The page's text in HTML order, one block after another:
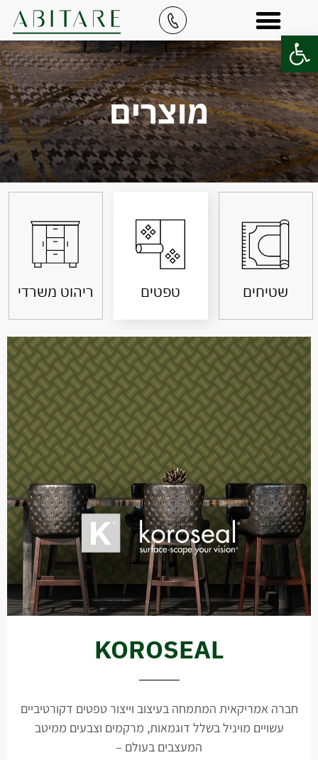
פתח סרגל נגישות
מוצרים
שטיחים טפטים ריהוט משרדי
KOROSEAL
חברה אמריקאית המתמחה בעיצוב וייצור טפטים דקורטיביים
עשויים מויניל בשלל דוגמאות, מרקמים וצבעים ממיטב
המעצבים בעולם –